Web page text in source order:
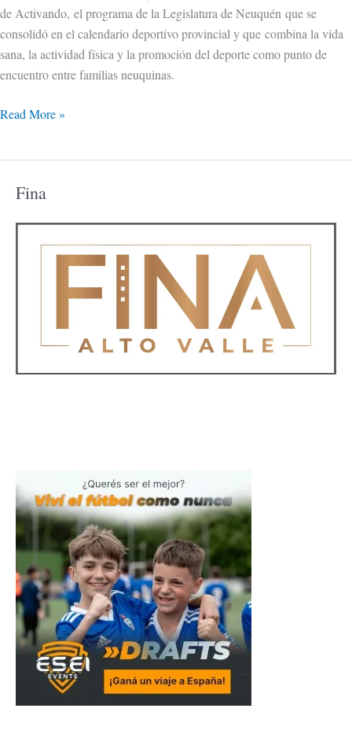
de Activando, el programa de la Legislatura de Neuquén que se
consolidó en el calendario deportivo provincial y que combina la vida
sana, la actividad física y la promoción del deporte como punto de
encuentro entre familias neuquinas.
Read More »
Fina